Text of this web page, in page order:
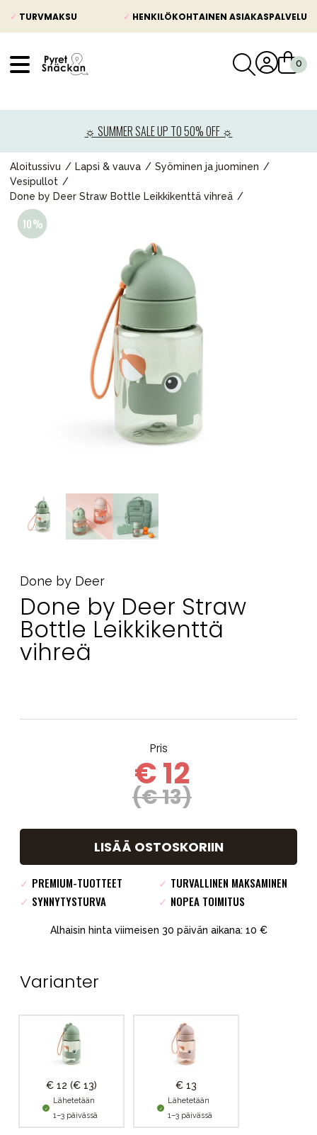
✓ TURVMAKSU ✓ HENKILÖKOHTAINEN ASIAKASPALVELU
☼ SUMMER SALE UP TO 50% OFF ☼
Aloitussivu Lapsi & vauva
Syöminen ja juominen
Vesipullot
Done by Deer Straw Bottle Leikkikenttä vihreä
Done by Deer
Done by Deer Straw
Bottle Leikkikenttä
vihreä
Pris
€ 12
(€ 13)
LISÄÄ OSTOSKORIIN
✓ PREMIUM-TUOTTEET ✓ TURVALLINEN MAKSAMINEN
✓ SYNNYTYSTURVA ✓ NOPEA TOIMITUS
Alhaisin hinta viimeisen 30 päivän aikana: 10 €
Varianter
€ 12 (€ 13)
Lähetetään
1–3 päivässä
€ 13
Lähetetään
1–3 päivässä
Lastenvaunut
Lasten turvaistuimet
Vauvan paketti
Lelut ja pelit
Äiti & Isä
Huonekalut & vuodevaatteet
Tarvikkeet
Varaosat
Kampanjat
Lahjavinkkejä
Suosikit
Tavaramerkit
Aurinko ja uinti